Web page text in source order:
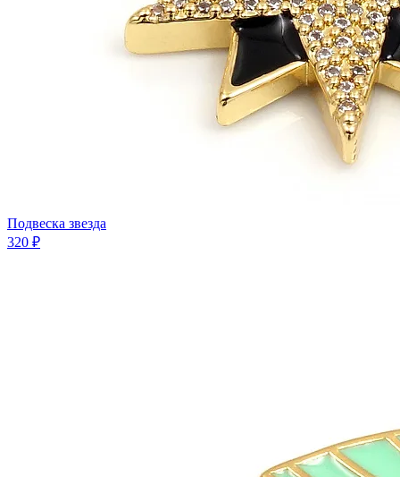
Подвеска звезда
320 ₽